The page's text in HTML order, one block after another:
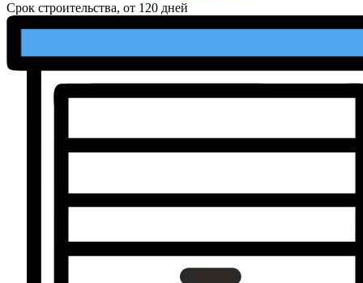
Срок строительства, от 120 дней